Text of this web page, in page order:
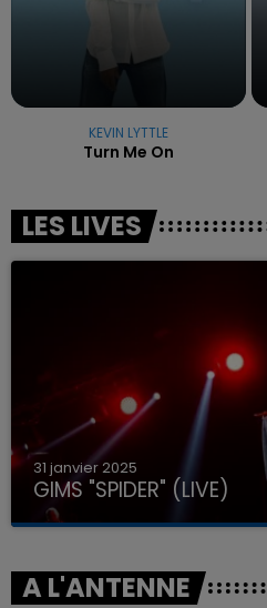
KEVIN LYTTLE
Turn Me On
LES LIVES
31 janvier 2025
GIMS "SPIDER" (LIVE)
A L'ANTENNE